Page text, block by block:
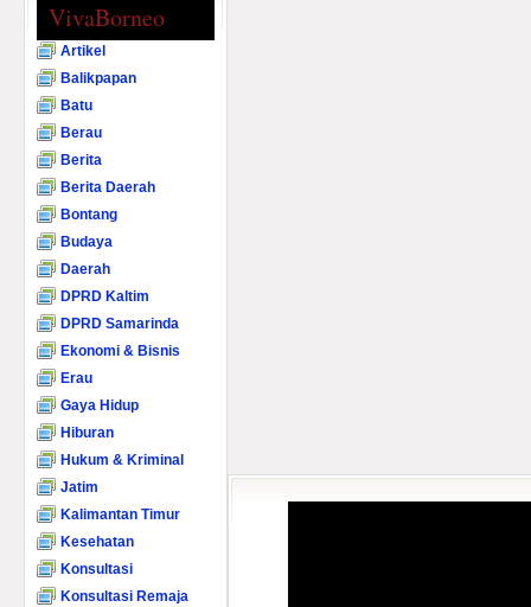
VivaBorneo
Artikel
Balikpapan
Batu
Berau
Berita
Berita Daerah
Bontang
Budaya
Daerah
DPRD Kaltim
DPRD Samarinda
Ekonomi & Bisnis
Erau
Gaya Hidup
Hiburan
Hukum & Kriminal
Jatim
Kalimantan Timur
Kesehatan
Konsultasi
Konsultasi Remaja